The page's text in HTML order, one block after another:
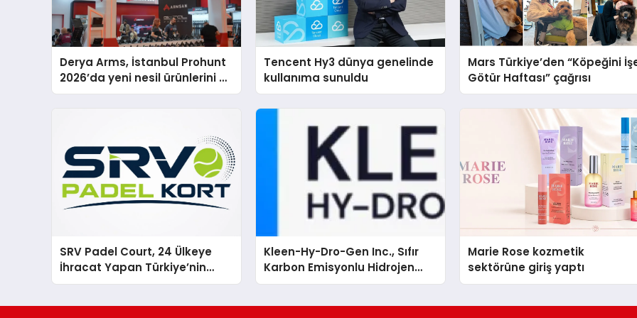
Derya Arms, İstanbul Prohunt
2026’da yeni nesil ürünlerini ve
global marka vizyonunu
Tencent Hy3 dünya genelinde
kullanıma sunuldu
Mars Türkiye’den “Köpeğini
Götür Haftası” çağrısı
SRV Padel Court, 24 Ülkeye
İhracat Yapan Türkiye’nin
Padel Kortu Üretim Gücü
Kleen-Hy-Dro-Gen Inc., Sıfır
Karbon Emisyonlu Hidrojen
Isıtma Teknolojisinde ISO ve
Marie Rose kozmetik
sektörüne giriş yaptı